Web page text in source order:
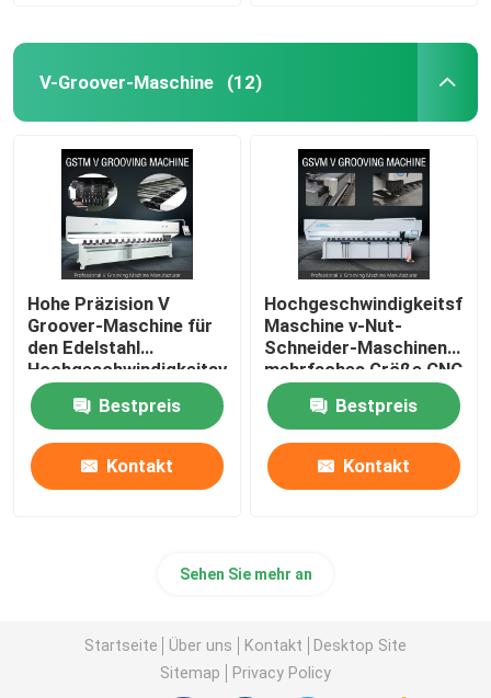
V-Groover-Maschine (12)
Hohe Präzision V
Groover-Maschine für
den Edelstahl
Hochgeschwindigkeitsv
Maschine fugend
Bestpreis
Kontakt
Maschine v-Nut-
Schneider-Maschinen-
mehrfaches Größe CNC
V
Bestpreis
Kontakt
Sehen Sie mehr an
Startseite Über uns Kontakt
Desktop Site
Sitemap
Privacy Policy